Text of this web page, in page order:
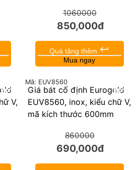
1060000
850,000đ
Quà tặng thêm keyboard_return
Mua ngay
20%
V,
20%
Giá bát cố định Eurogold
EUV8560, inox, kiểu chữ V,
mã kích thước 600mm
Mã: EUV8560
860000
690,000đ